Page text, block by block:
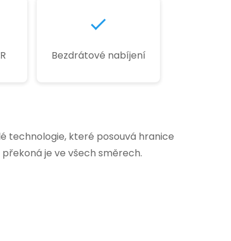
Bezdrátové nabíjení
technologie, které posouvá hranice
je ve všech směrech.